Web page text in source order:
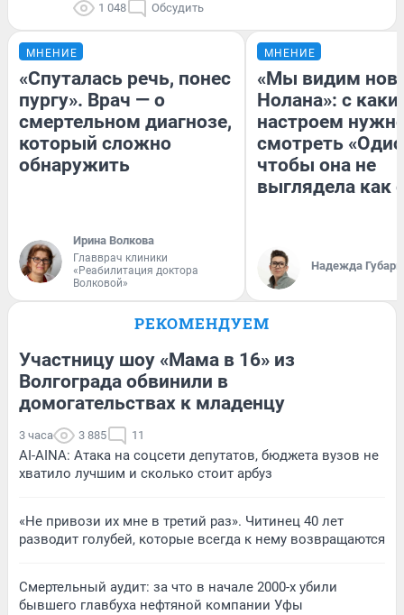
1 048 Обсудить
МНЕНИЕ
«Спуталась речь, понес
пургу». Врач — о
смертельном диагнозе,
который сложно
обнаружить
Ирина Волкова
Главврач клиники
«Реабилитация доктора
Волковой»
МНЕНИЕ
«Мы видим
Нолана»: с
настроем
смотреть
чтобы она не
выглядела как
Надежда Губарь
РЕКОМЕНДУЕМ
Участницу шоу «Мама в 16» из
Волгограда обвинили в
домогательствах к младенцу
3 часа 3 885 11
AI-AINA: Атака на соцсети депутатов, бюджета вузов не
хватило лучшим и сколько стоит арбуз
«Не привози их мне в третий раз». Читинец 40 лет
разводит голубей, которые всегда к нему возвращаются
Смертельный аудит: за что в начале 2000-х убили
бывшего главбуха нефтяной компании Уфы